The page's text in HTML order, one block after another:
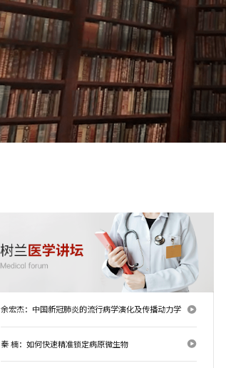
余宏杰：中国新冠肺炎的流行病学演化及传播动力学
秦 楠：如何快速精准锁定病原微生物